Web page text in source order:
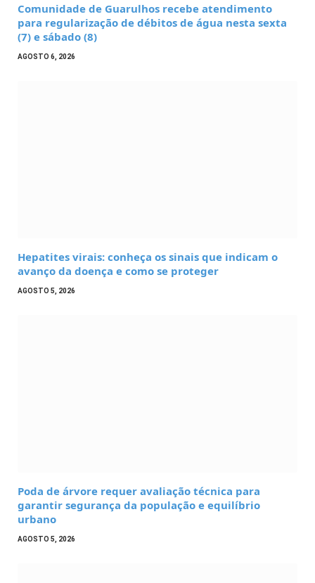
Comunidade de Guarulhos recebe atendimento
para regularização de débitos de água nesta sexta
(7) e sábado (8)
AGOSTO 6, 2026
Hepatites virais: conheça os sinais que indicam o
avanço da doença e como se proteger
AGOSTO 5, 2026
Poda de árvore requer avaliação técnica para
garantir segurança da população e equilíbrio
urbano
AGOSTO 5, 2026